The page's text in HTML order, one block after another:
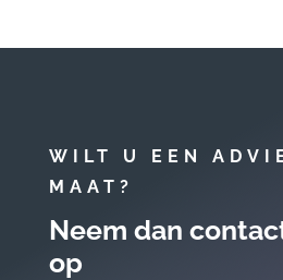
WILT U EEN
MAAT?
Neem dan
op